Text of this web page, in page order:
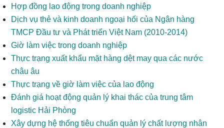
Hợp đồng lao động trong doanh nghiệp
Dịch vụ thẻ và kinh doanh ngoại hối của Ngân hàng
TMCP Đầu tư và Phát triển Việt Nam (2010-2014)
Giờ làm việc trong doanh nghiệp
Thực trạng xuất khẩu mặt hàng dệt may qua các nước
châu âu
Thực trạng về giờ làm việc của lao động
Đánh giá hoạt động quản lý khai thác của trung tâm
logistic Hải Phòng
Xây dựng hệ thống tiêu chuẩn quản lý chất lượng nhân